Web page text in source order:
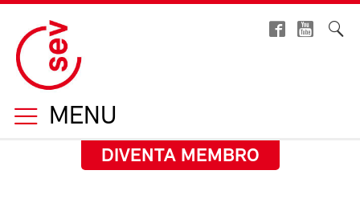
MENU
DIVENTA MEMBRO